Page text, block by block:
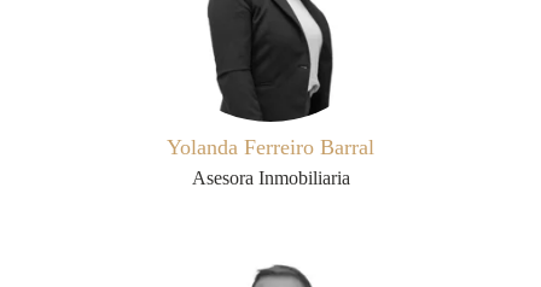
Yolanda Ferreiro Barral
Asesora Inmobiliaria